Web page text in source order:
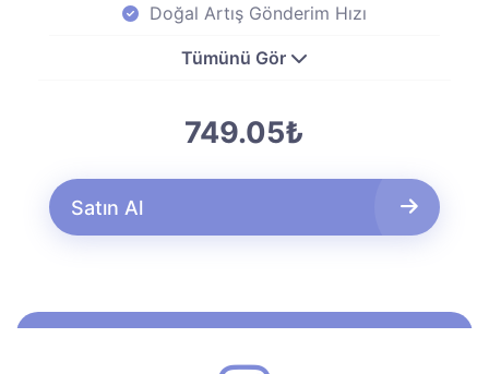
Doğal Artış Gönderim Hızı
Tümünü Gör
749.05₺
Satın Al